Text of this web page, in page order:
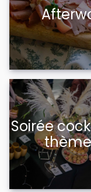
Soirée
thème